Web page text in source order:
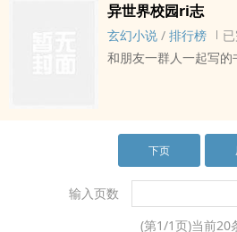
异世界校园ri志
玄幻小说 / 排行榜
和朋友一群人一起写
下页
输入页数
(第1/1页)当前20